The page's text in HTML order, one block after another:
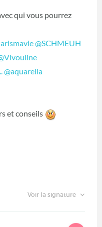
qui vous pourrez
@SCHMEUH
@aquarella
et conseils
Voir la signature